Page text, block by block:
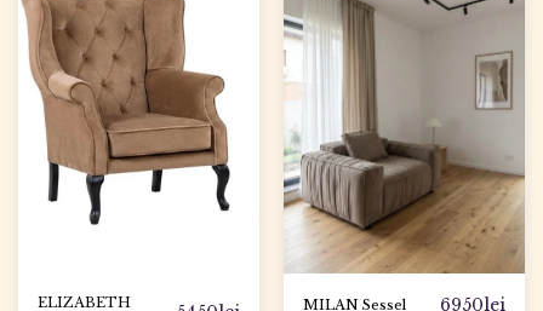
ELIZABETH MILAN Sessel 6950lei